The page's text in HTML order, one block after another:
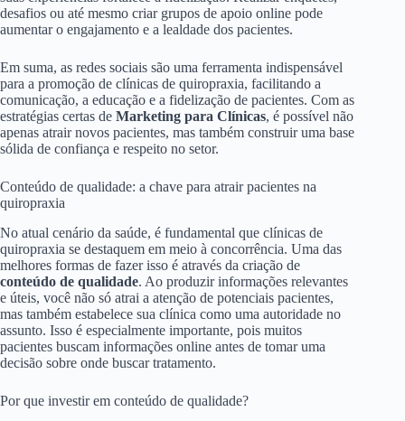
desafios ou até mesmo criar grupos de apoio online pode
aumentar o engajamento e a lealdade dos pacientes.
Em suma, as redes sociais são uma ferramenta indispensável
para a promoção de clínicas de quiropraxia, facilitando a
comunicação, a educação e a fidelização de pacientes. Com as
estratégias certas de Marketing para Clínicas, é possível não
apenas atrair novos pacientes, mas também construir uma base
sólida de confiança e respeito no setor.
Conteúdo de qualidade: a chave para atrair pacientes na
quiropraxia
No atual cenário da saúde, é fundamental que clínicas de
quiropraxia se destaquem em meio à concorrência. Uma das
melhores formas de fazer isso é através da criação de
conteúdo de qualidade. Ao produzir informações relevantes
e úteis, você não só atrai a atenção de potenciais pacientes,
mas também estabelece sua clínica como uma autoridade no
assunto. Isso é especialmente importante, pois muitos
pacientes buscam informações online antes de tomar uma
decisão sobre onde buscar tratamento.
Por que investir em conteúdo de qualidade?